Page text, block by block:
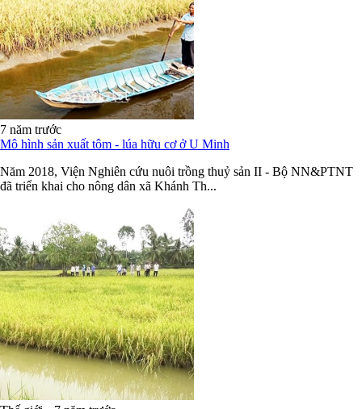
7 năm trước
Mô hình sản xuất tôm - lúa hữu cơ ở U Minh
Năm 2018, Viện Nghiên cứu nuôi trồng thuỷ sản II - Bộ NN&PTNT
đã triển khai cho nông dân xã Khánh Th...